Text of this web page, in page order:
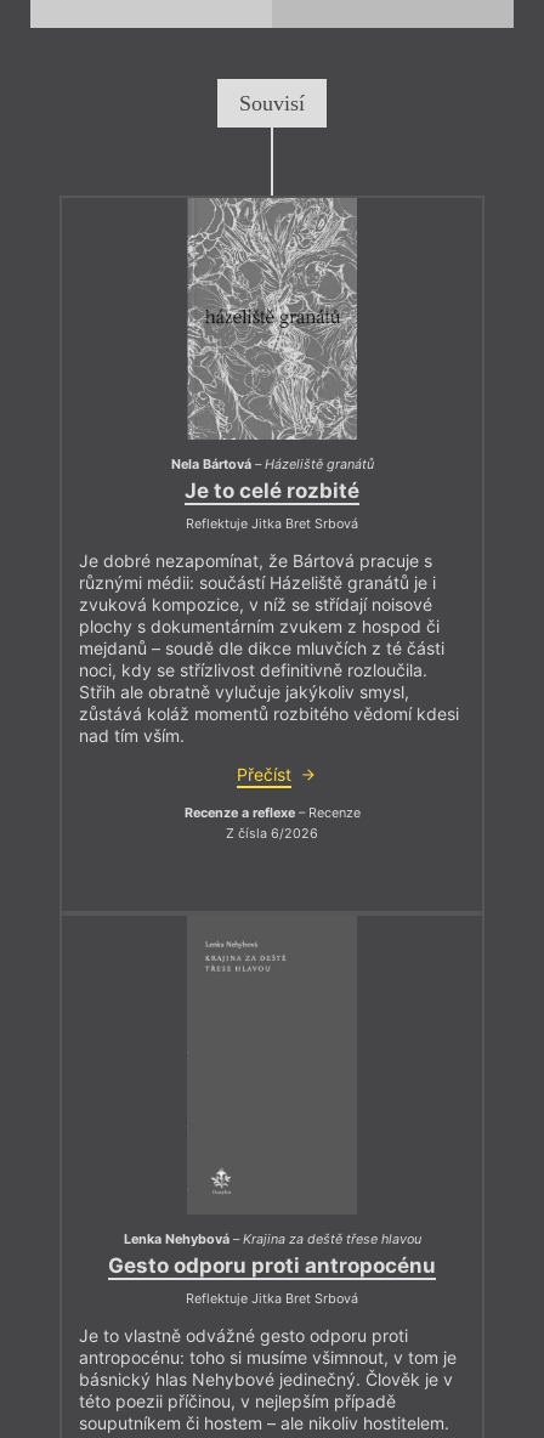
Souvisí
Nela Bártová–Házeliště granátů
Je to celé rozbité
Reflektuje Jitka Bret Srbová
Je dobré nezapomínat, že Bártová pracuje s
různými médii: součástí Házeliště granátů je i
zvuková kompozice, v níž se střídají noisové
plochy s dokumentárním zvukem z hospod či
mejdanů – soudě dle dikce mluvčích z té části
noci, kdy se střízlivost definitivně rozloučila.
Střih ale obratně vylučuje jakýkoliv smysl,
zůstává koláž momentů rozbitého vědomí kdesi
nad tím vším.
Přečíst
Recenze a reflexe– Recenze
Z čísla 6/2026
Lenka Nehybová–Krajina za deště třese hlavou
Gesto odporu proti antropocénu
Reflektuje Jitka Bret Srbová
Je to vlastně odvážné gesto odporu proti
antropocénu: toho si musíme všimnout, v tom je
básnický hlas Nehybové jedinečný. Člověk je v
této poezii příčinou, v nejlepším případě
souputníkem či hostem – ale nikoliv hostitelem.